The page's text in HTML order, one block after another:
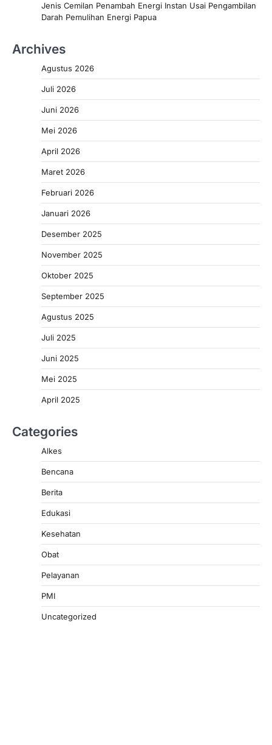
Jenis Cemilan Penambah Energi Instan Usai Pengambilan
Darah Pemulihan Energi Papua
Archives
Agustus 2026
Juli 2026
Juni 2026
Mei 2026
April 2026
Maret 2026
Februari 2026
Januari 2026
Desember 2025
November 2025
Oktober 2025
September 2025
Agustus 2025
Juli 2025
Juni 2025
Mei 2025
April 2025
Categories
Alkes
Bencana
Berita
Edukasi
Kesehatan
Obat
Pelayanan
PMI
Uncategorized